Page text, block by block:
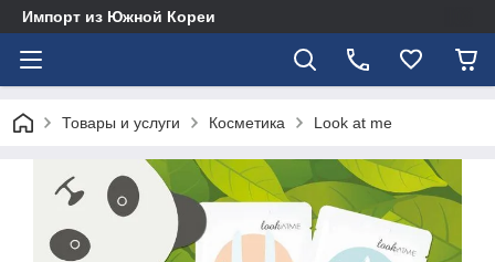
Импорт из Южной Кореи
Товары и услуги Косметика Look at me